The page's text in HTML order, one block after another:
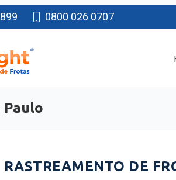
0800 026 0707
Paulo
RASTREAMENTO DE